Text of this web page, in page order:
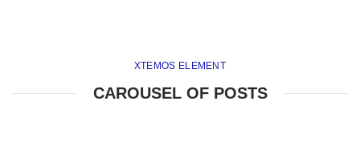
XTEMOS ELEMENT
CAROUSEL OF POSTS